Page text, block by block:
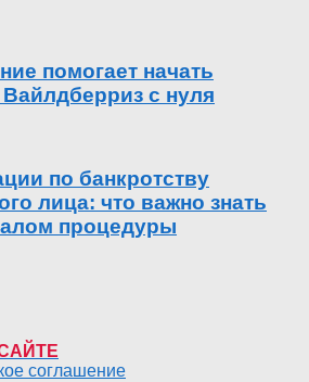
помогает начать
Вайлдберриз с нуля
по банкротству
лица: что важно знать
процедуры
соглашение